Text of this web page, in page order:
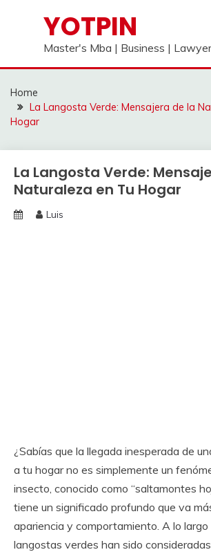
YOTPIN
Master's Mba | Business |
Home
La Langosta Verde: Mensajera de la
Hogar
La Langosta Verde:
Naturaleza en Tu Hogar
Luis
¿Sabías que la llegada inesperada de
a tu hogar no es simplemente un
insecto, conocido como “saltamontes
tiene un significado profundo que va
apariencia y comportamiento. A lo largo
langostas verdes han sido